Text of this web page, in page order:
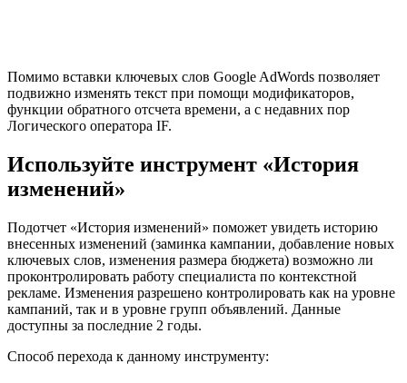
Помимо вставки ключевых слов Google AdWords позволяет
подвижно изменять текст при помощи модификаторов,
функции обратного отсчета времени, а с недавних пор
Логического оператора IF.
Используйте инструмент «История
изменений»
Подотчет «История изменений» поможет увидеть историю
внесенных изменений (заминка кампании, добавление новых
ключевых слов, изменения размера бюджета) возможно ли
проконтролировать работу специалиста по контекстной
рекламе. Изменения разрешено контролировать как на уровне
кампаний, так и в уровне групп объявлений. Данные
доступны за последние 2 годы.
Способ перехода к данному инструменту: